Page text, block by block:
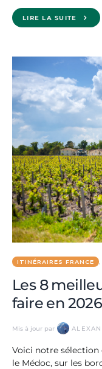
LIRE LA SUITE
ITINÉRAIRES FRANCE
Les 8
faire en 2026
Mis à jour par
Voici notre
le Médoc, sur les